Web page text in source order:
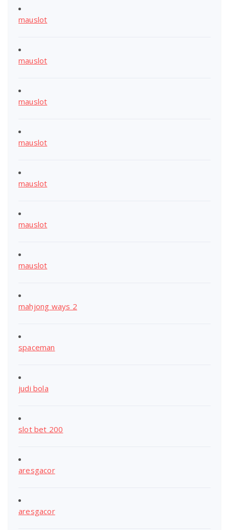
mauslot
mauslot
mauslot
mauslot
mauslot
mauslot
mauslot
mahjong ways 2
spaceman
judi bola
slot bet 200
aresgacor
aresgacor